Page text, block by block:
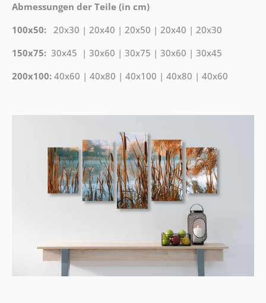
Abmessungen der Teile (in cm)
100x50: 20x30 | 20x40 | 20x50 | 20x40 | 20x30
150x75: 30x45 | 30x60 | 30x75 | 30x60 | 30x45
200x100: 40x60 | 40x80 | 40x100 | 40x80 | 40x60